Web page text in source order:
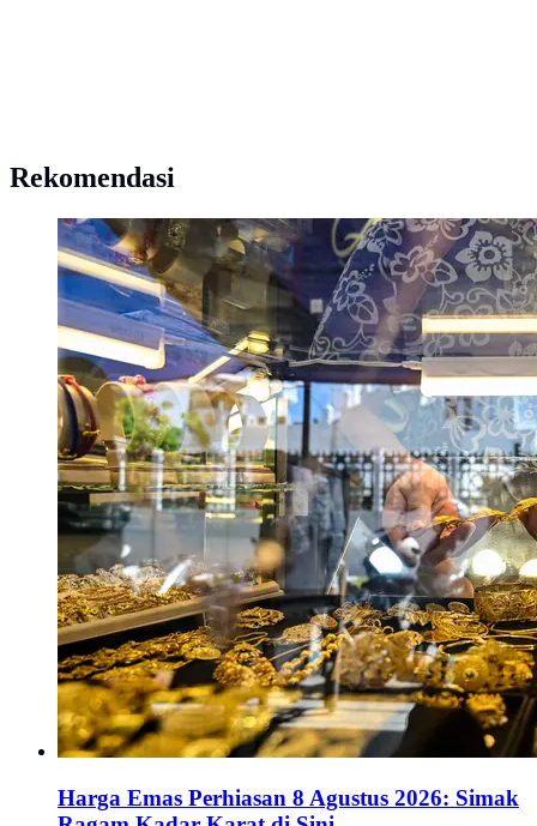
Rekomendasi
Harga Emas Perhiasan 8 Agustus 2026: Simak